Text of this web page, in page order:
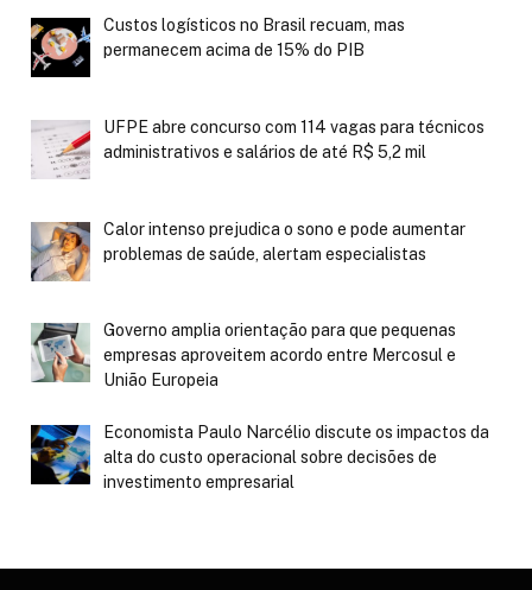
Custos logísticos no Brasil recuam, mas
permanecem acima de 15% do PIB
UFPE abre concurso com 114 vagas para técnicos
administrativos e salários de até R$ 5,2 mil
Calor intenso prejudica o sono e pode aumentar
problemas de saúde, alertam especialistas
Governo amplia orientação para que pequenas
empresas aproveitem acordo entre Mercosul e
União Europeia
Economista Paulo Narcélio discute os impactos da
alta do custo operacional sobre decisões de
investimento empresarial